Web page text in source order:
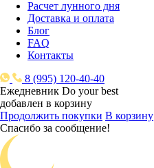
Расчет лунного дня
Доставка и оплата
Блог
FAQ
Контакты
8 (995) 120-40-40
Ежедневник Do your best
добавлен в корзину
Продолжить покупки В корзину
Спасибо за сообщение!